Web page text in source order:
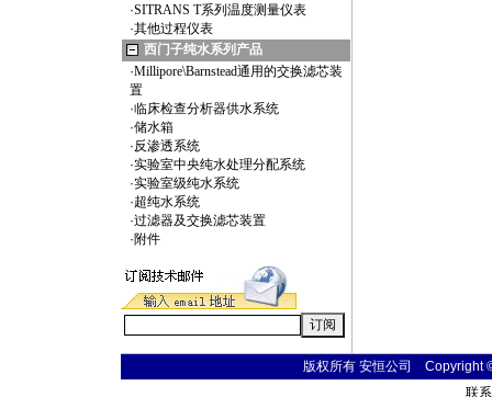
·SITRANS T系列温度测量仪表
·其他过程仪表
西门子纯水系列产品
·Millipore\Barnstead通用的交换滤芯装
置
·临床检查分析器供水系统
·储水箱
·反渗透系统
·实验室中央纯水处理分配系统
·实验室级纯水系统
·超纯水系统
·过滤器及交换滤芯装置
·附件
版权所有 安恒公司 Copyright
联